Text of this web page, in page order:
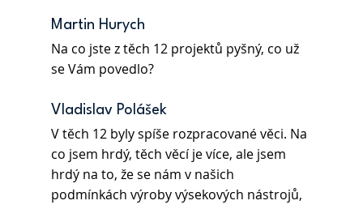
Martin Hurych
Na co jste z těch 12 projektů pyšný, co už
se Vám povedlo?
Vladislav Polášek
V těch 12 byly spíše rozpracované věci. Na
co jsem hrdý, těch věcí je více, ale jsem
hrdý na to, že se nám v našich
podmínkách výroby výsekových nástrojů,